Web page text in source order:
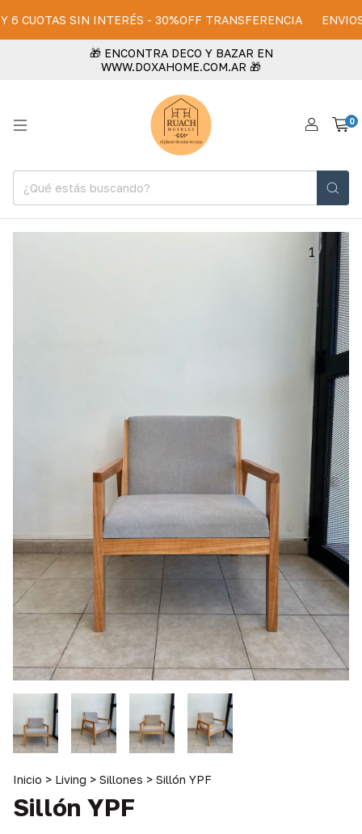
SIN INTERÉS - 30%OFF TRANSFERENCIA ENVIOS A
🎁 ENCONTRA DECO Y BAZAR EN
WWW.DOXAHOME.COM.AR 🎁
0
1 /
Inicio > Living > Sillones > Sillón YPF
Sillón YPF